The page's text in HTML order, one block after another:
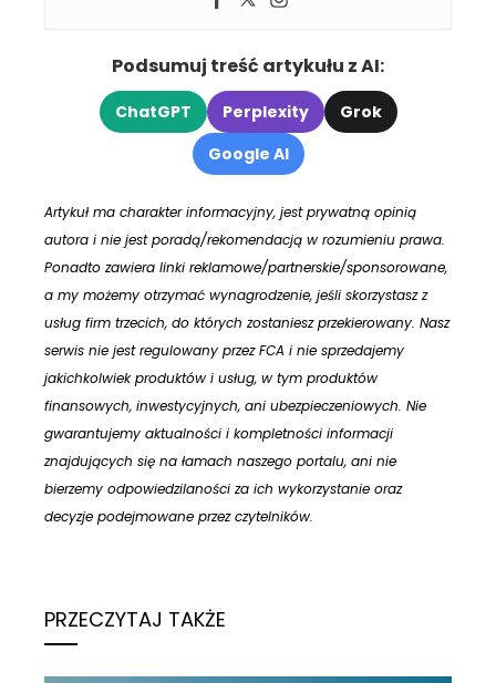
Podsumuj treść artykułu z AI:
ChatGPT Perplexity
Grok
Google AI
Artykuł ma charakter informacyjny, jest prywatną opinią
autora i nie jest poradą/rekomendacją w rozumieniu prawa.
Ponadto zawiera linki reklamowe/partnerskie/sponsorowane,
a my możemy otrzymać wynagrodzenie, jeśli skorzystasz z
usług firm trzecich, do których zostaniesz przekierowany. Nasz
serwis nie jest regulowany przez FCA i nie sprzedajemy
jakichkolwiek produktów i usług, w tym produktów
finansowych, inwestycyjnych, ani ubezpieczeniowych. Nie
gwarantujemy aktualności i kompletności informacji
znajdujących się na łamach naszego portalu, ani nie
bierzemy odpowiedzilaności za ich wykorzystanie oraz
decyzje podejmowane przez czytelników.
PRZECZYTAJ TAKŻE